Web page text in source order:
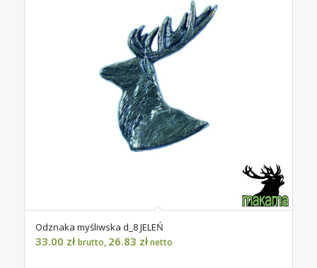
Odznaka myśliwska d_8 JELEŃ
33.00 zł brutto, 26.83 złnetto